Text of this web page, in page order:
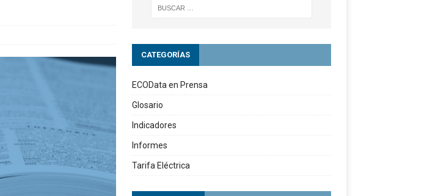
CATEGORÍAS
ECOData en Prensa
Glosario
Indicadores
Informes
Tarifa Eléctrica